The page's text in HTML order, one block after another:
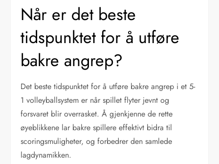
Når er det beste
tidspunktet for å utføre
bakre angrep?
Det beste tidspunktet for å utføre bakre angrep i et 5-
1 volleyballsystem er når spillet flyter jevnt og
forsvaret blir overrasket. Å gjenkjenne de rette
øyeblikkene lar bakre spillere effektivt bidra til
scoringsmuligheter, og forbedrer den samlede
lagdynamikken.